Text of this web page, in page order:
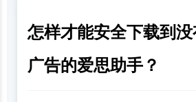
怎样才能安全下载到
广告的爱思助手？